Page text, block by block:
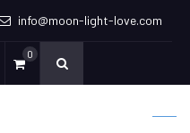
info@moon-light-love.com
0